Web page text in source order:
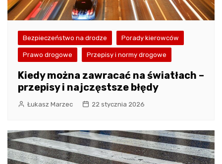
Bezpieczeństwo na drodze Porady kierowców
Prawo drogowe Przepisy i normy drogowe
Kiedy można zawracać na światłach –
przepisy i najczęstsze błędy
Łukasz Marzec 22 stycznia 2026